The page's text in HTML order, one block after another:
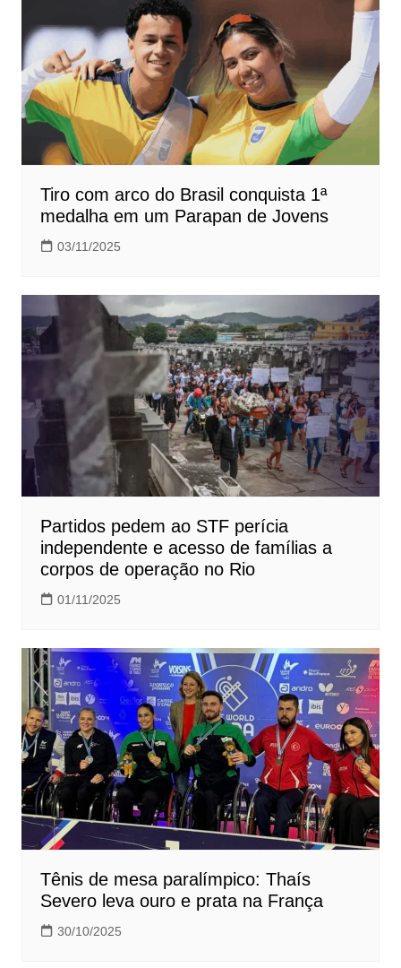
Tiro com arco do Brasil conquista 1ª
medalha em um Parapan de Jovens
03/11/2025
Partidos pedem ao STF perícia
independente e acesso de famílias a
corpos de operação no Rio
01/11/2025
Tênis de mesa paralímpico: Thaís
Severo leva ouro e prata na França
30/10/2025